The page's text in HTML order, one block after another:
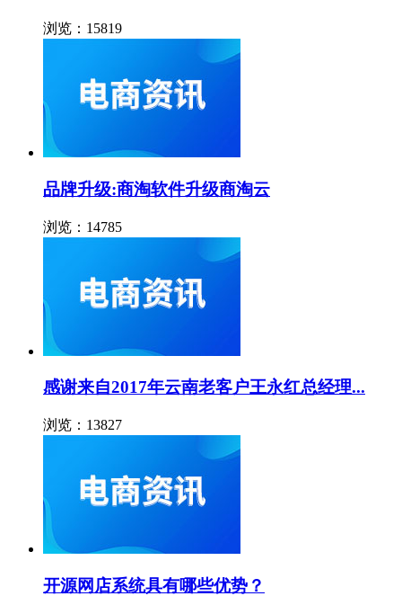
浏览：15819
品牌升级:商淘软件升级商淘云
浏览：14785
感谢来自2017年云南老客户王永红总经理...
浏览：13827
开源网店系统具有哪些优势？